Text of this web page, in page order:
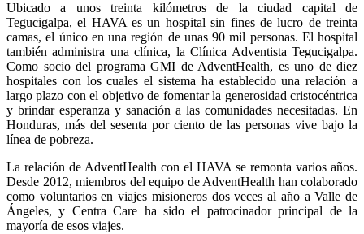
Ubicado a unos treinta kilómetros de la ciudad capital de
Tegucigalpa, el HAVA es un hospital sin fines de lucro de treinta
camas, el único en una región de unas 90 mil personas. El hospital
también administra una clínica, la Clínica Adventista Tegucigalpa.
Como socio del programa GMI de AdventHealth, es uno de diez
hospitales con los cuales el sistema ha establecido una relación a
largo plazo con el objetivo de fomentar la generosidad cristocéntrica
y brindar esperanza y sanación a las comunidades necesitadas. En
Honduras, más del sesenta por ciento de las personas vive bajo la
línea de pobreza.
La relación de AdventHealth con el HAVA se remonta varios años.
Desde 2012, miembros del equipo de AdventHealth han colaborado
como voluntarios en viajes misioneros dos veces al año a Valle de
Ángeles, y Centra Care ha sido el patrocinador principal de la
mayoría de esos viajes.